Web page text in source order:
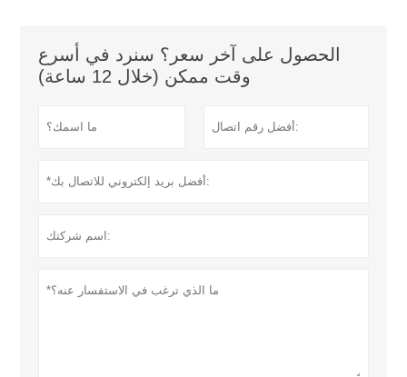
الحصول على آخر سعر؟ سنرد في أسرع
وقت ممكن (خلال 12 ساعة)